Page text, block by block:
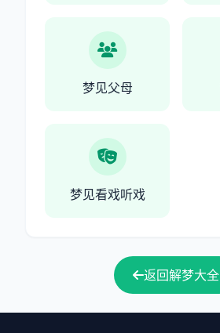
梦见父母
梦见看戏听戏
返回解梦大全